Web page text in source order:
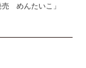
めんたいこ」